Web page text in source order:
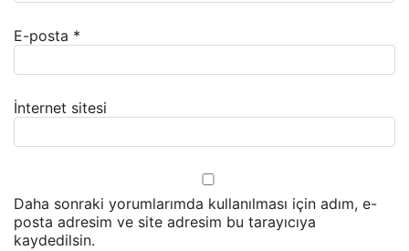
E-posta *
İnternet sitesi
Daha sonraki yorumlarımda kullanılması için adım, e-
posta adresim ve site adresim bu tarayıcıya
kaydedilsin.